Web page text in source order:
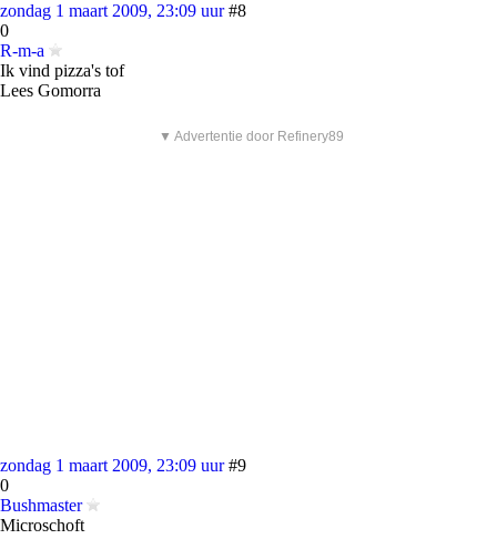
zondag 1 maart 2009, 23:09 uur #8
0
R-m-a
Ik vind pizza's tof
Lees Gomorra
▼ Advertentie door Refinery89
zondag 1 maart 2009, 23:09 uur #9
0
Bushmaster
Microschoft